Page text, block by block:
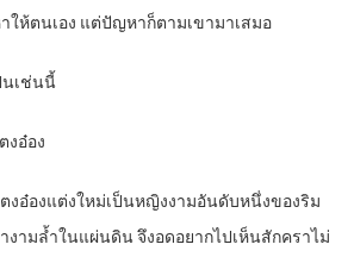
ให้ตนเอง แต่ปัญหาก็ตามเขามาเสมอ
เช่นนี้
อ๋อง
งอ๋องแต่งใหม่เป็นหญิงงามอันดับหนึ่งของริม
งามล้ำในแผ่นดิน จึงอดอยากไปเห็นสักคราไม่